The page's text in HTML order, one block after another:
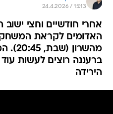
24.4.2026 / 15:13
אחרי חודשיים וחצי ישוב
האדומים לקראת
ברעננה רוצים לעשות
הירידה